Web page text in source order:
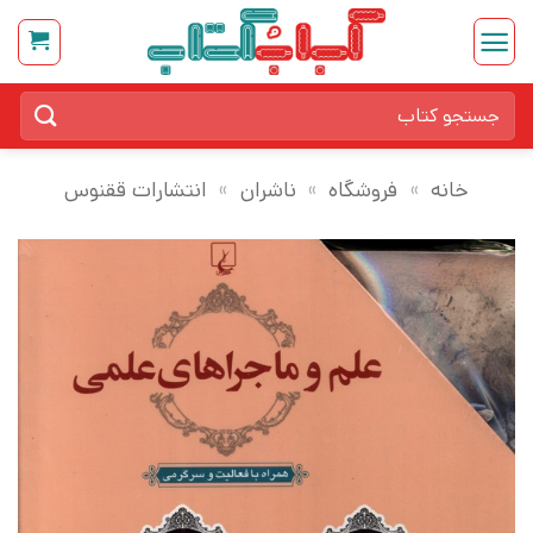
Skip
content
برای:
خانه » فروشگاه » ناشران » انتشارات ققنوس